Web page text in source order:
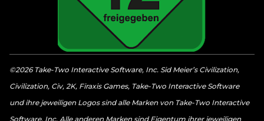
©2026 Take-Two Interactive Software, Inc. Sid Meier’s Civilization,
Civilization, Civ, 2K, Firaxis Games, Take-Two Interactive Software
und ihre jeweiligen Logos sind alle Marken von Take-Two Interactive
Software, Inc. Alle anderen Marken sind Eigentum ihrer jeweiligen